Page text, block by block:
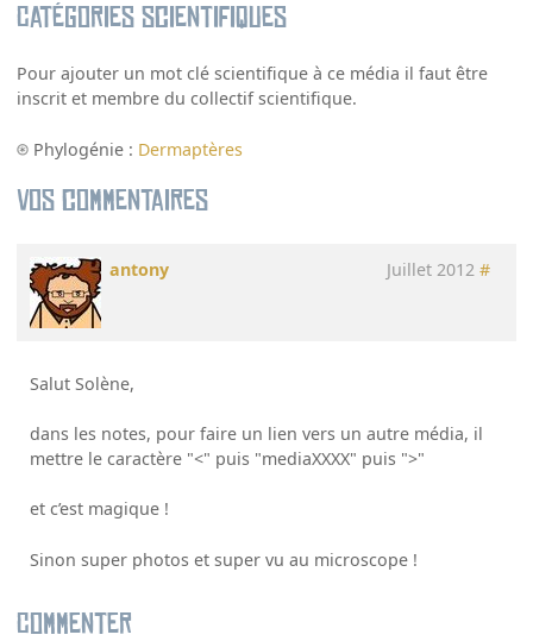
Catégories scientifiques
Pour ajouter un mot clé scientifique à ce média il faut être
inscrit et membre du collectif scientifique.
Phylogénie : Dermaptères
Vos commentaires
antony Juillet 2012 #
Salut Solène,
dans les notes, pour faire un lien vers un autre média, il
mettre le caractère "<" puis "mediaXXXX" puis ">"
et c’est magique !
Sinon super photos et super vu au microscope !
Commenter